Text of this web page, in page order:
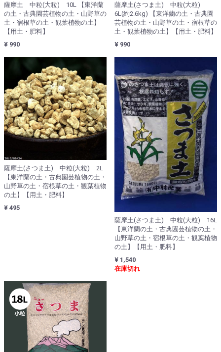
薩摩土 中粒(大粒) 10L 【東洋蘭
の土・古典園芸植物の土・山野草の
土・宿根草の土・観葉植物の土】
【用土・肥料】
¥ 990
薩摩土(さつま土) 中粒(大粒)
6L(約2.6kg) 【東洋蘭の土・古典園
芸植物の土・山野草の土・宿根草の
土・観葉植物の土】【用土・肥料】
¥ 990
薩摩土(さつま土) 中粒(大粒) 2L
【東洋蘭の土・古典園芸植物の土・
山野草の土・宿根草の土・観葉植物
の土】【用土・肥料】
¥ 495
薩摩土(さつま土) 中粒(大粒) 16L
【東洋蘭の土・古典園芸植物の土・
山野草の土・宿根草の土・観葉植物
の土】【用土・肥料】
¥ 1,540
在庫切れ